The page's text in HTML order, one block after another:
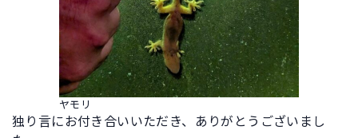
ヤモリ
独り言にお付き合いいただき、ありがとうございまし